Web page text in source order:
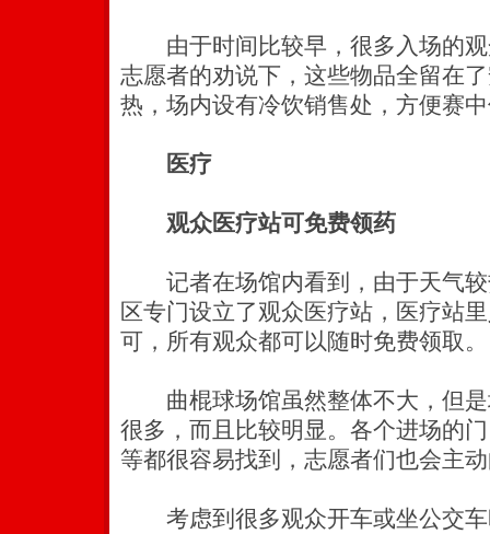
由于时间比较早，很多入场的观
志愿者的劝说下，这些物品全留在
热，场内设有冷饮销售处，方便赛
医疗
观众医疗站可免费领药
记者在场馆内看到，由于天气较
区专门设立了观众医疗站，医疗站
可，所有观众都可以随时免费领取。
曲棍球场馆虽然整体不大，但是
很多，而且比较明显。各个进场的
等都很容易找到，志愿者们也会主
考虑到很多观众开车或坐公交车